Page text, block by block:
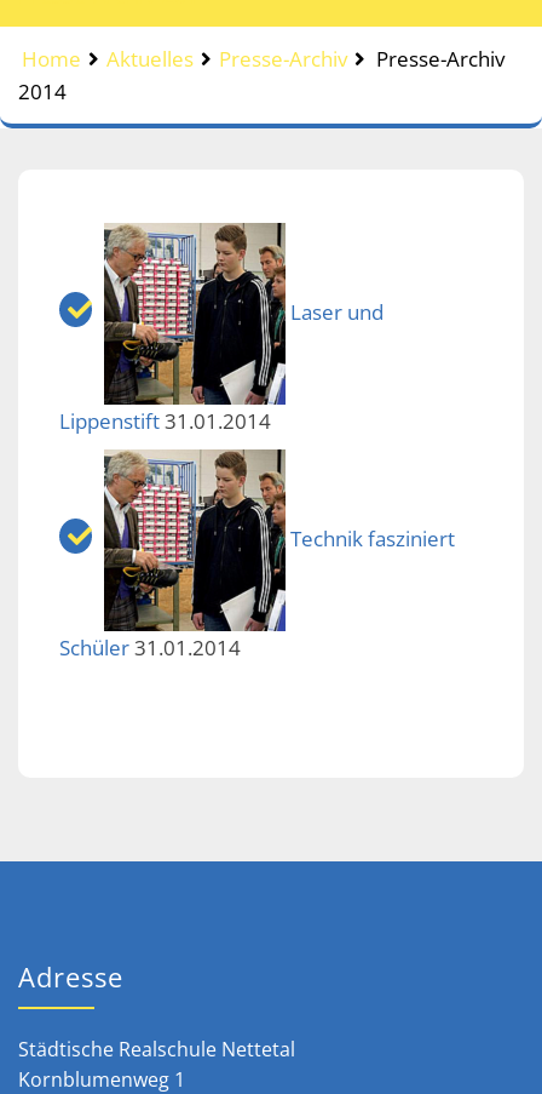
Home Aktuelles Presse-Archiv
Presse-Archiv
2014
Laser und
Lippenstift31.01.2014
Technik fasziniert
Schüler31.01.2014
Adresse
Städtische Realschule Nettetal
Kornblumenweg 1